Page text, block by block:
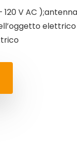
V AC
elettrico